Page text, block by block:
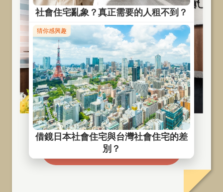
與星鴻專員進行一對一諮詢